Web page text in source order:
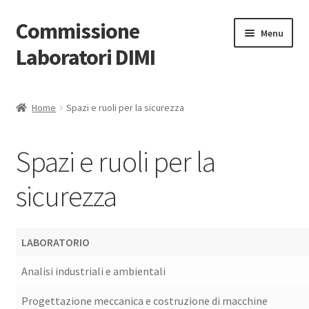
Vai
alla
navigazione
Vai
al
contenuto
Commissione
Laboratori DIMI
Menu
Procedure
Forniture
Account
Home Spazi e ruoli per la sicurezza
Spazi e ruoli per la
sicurezza
LABORATORIO
Analisi industriali e ambientali
Progettazione meccanica e costruzione di macchine